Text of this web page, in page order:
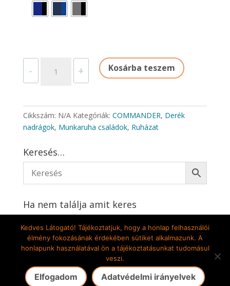
-
DEREKAS
+ Kosárba teszem
Cikkszám: N/A Kategóriák: COMMANDER, Derék
nadrágok, Munkaruha családok, Ruházat
Keresés…
Ha nem találja amit keres
Gete-Pilis Kft. 2009-2024 © Minden jog fenntartva! |
Az oldalt készítette: DekorÁlom Bt.
Kedves Látogató! Tájékoztatjuk, hogy a honlap felhasználói
élmény fokozásának érdekében sütiket alkalmazunk. A
honlapunk használatával ön a tájékoztatásunkat tudomásul
veszi.
Elfogadom Adatvédelmi irányelvek